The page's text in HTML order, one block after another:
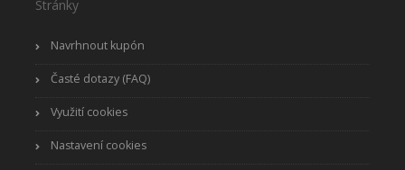
Stránky
Navrhnout kupón
Časté dotazy (FAQ)
Využití cookies
Nastavení cookies